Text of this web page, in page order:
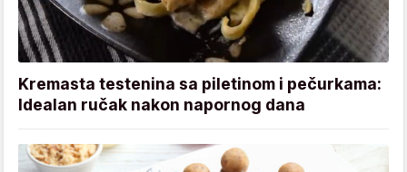
Kremasta testenina sa piletinom i pečurkama:
Idealan ručak nakon napornog dana